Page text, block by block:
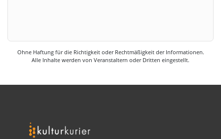
Ohne Haftung für die Richtigkeit oder Rechtmäßigkeit der Informationen.
Alle Inhalte werden von Veranstaltern oder Dritten eingestellt.